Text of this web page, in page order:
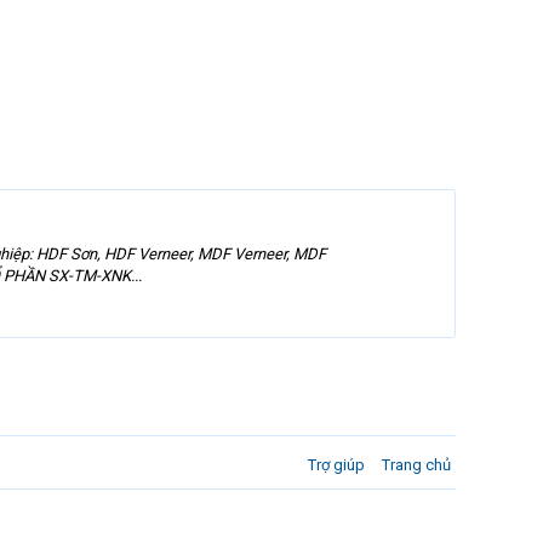
HDF Sơn, HDF Verneer, MDF Verneer, MDF
SX-TM-XNK...
Trợ giúp Trang chủ